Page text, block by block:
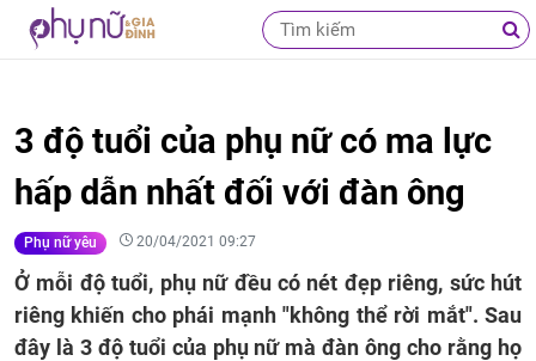
3 độ tuổi của phụ nữ có ma lực
hấp dẫn nhất đối với đàn ông
Phụ nữ yêu 20/04/2021 09:27
Ở mỗi độ tuổi, phụ nữ đều có nét đẹp riêng, sức hút
riêng khiến cho phái mạnh "không thể rời mắt". Sau
đây là 3 độ tuổi của phụ nữ mà đàn ông cho rằng họ